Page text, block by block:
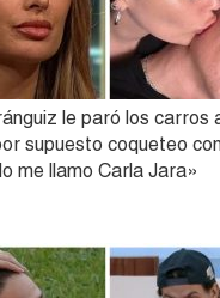
le paró los carros
supuesto coqueteo
me llamo Carla Jara»